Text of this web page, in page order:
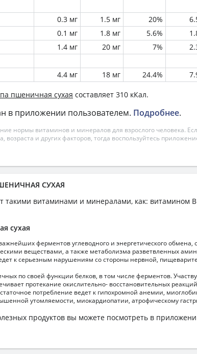
0.3 мг 1.5 мг 20%
0.1 мг 1.8 мг 5.6%
1.4 мг 20 мг 7%
4.4 мг 18 мг 24.4%
пшеничная сухая составляет 310 кКал.
в приложении пользователем. Подробнее.
нормы витаминов и минералов для взрослого человека.
возраста и других факторов, тогда воспользуйтесь
СУХАЯ
такими витаминами и минералами, как: витамином
сухая
ферментов углеводного и энергетического
веществами, а также метаболизма разветвленных
к серьезным нарушениям со стороны нервной,
по своей функции белков, в том числе ферментов.
протекание окислительно- восстановительных
потребление ведет к гипохромной анемии,
утомляемости, миокардиопатии, атрофическому
продуктов вы можете посмотреть в